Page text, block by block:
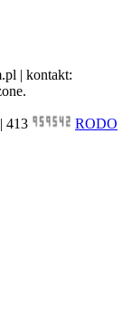
| kontakt:
413 RODO